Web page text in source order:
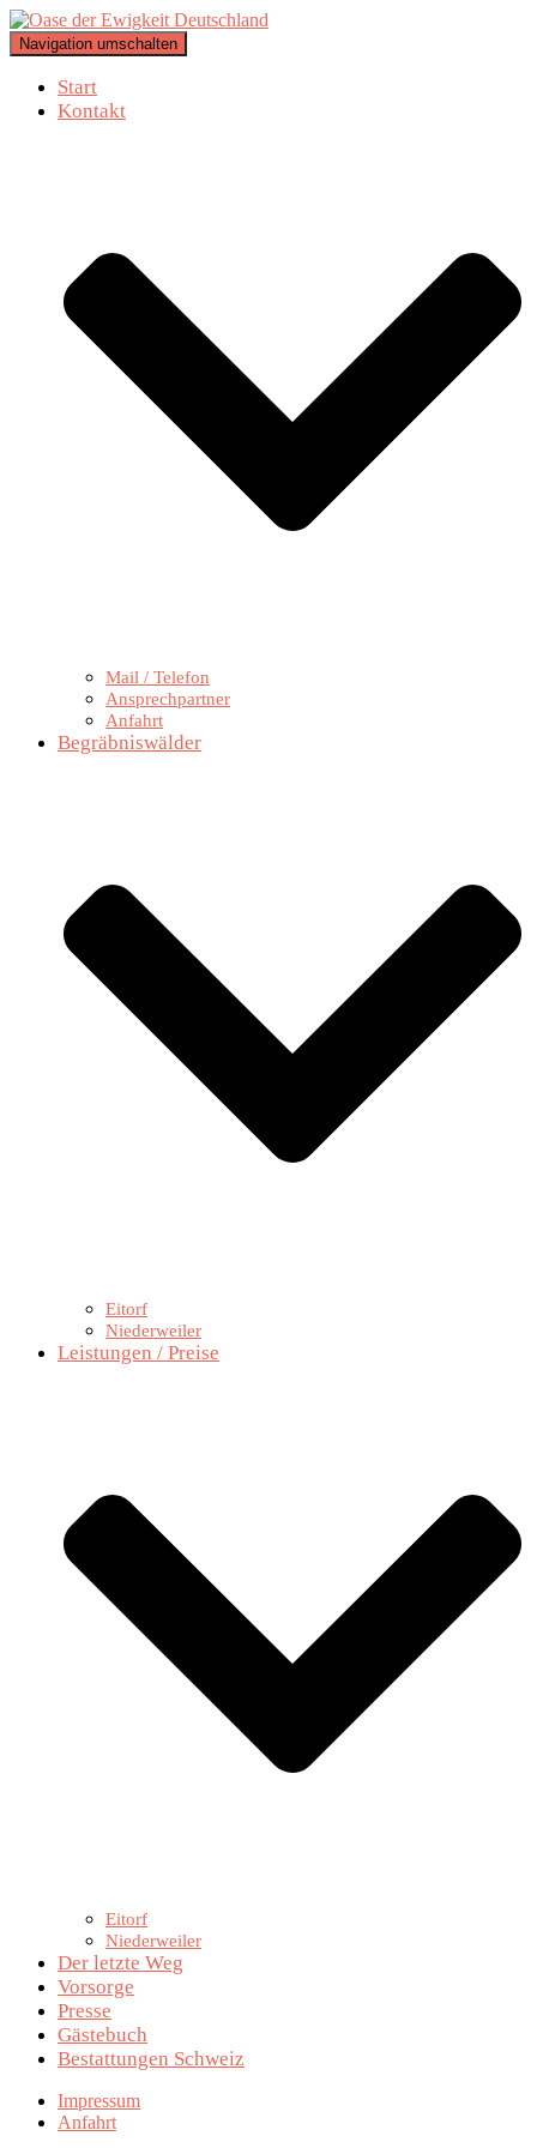
Navigation umschalten
Start
Kontakt
Mail / Telefon
Ansprechpartner
Anfahrt
Begräbniswälder
Eitorf
Niederweiler
Leistungen / Preise
Eitorf
Niederweiler
Der letzte Weg
Vorsorge
Presse
Gästebuch
Bestattungen Schweiz
Impressum
Anfahrt